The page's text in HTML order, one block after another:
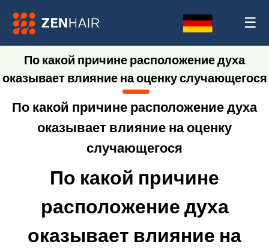
☰
По какой причине расположение духа
оказывает влияние на оценку случающегося
По какой причине расположение духа
оказывает влияние на оценку
случающегося
По какой причине
расположение духа
оказывает влияние на